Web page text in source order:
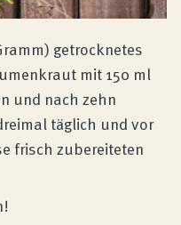
getrocknetes
mit 150 ml
und nach zehn
täglich und vor
frisch zubereiteten